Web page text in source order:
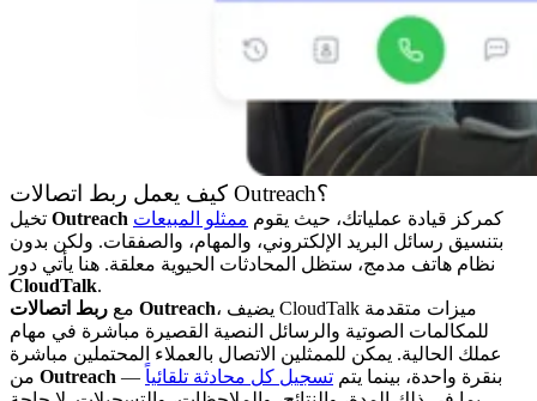
كيف يعمل ربط اتصالات Outreach؟
Outreach كمركز قيادة عملياتك، حيث يقوم ممثلو المبيعات
بتنسيق رسائل البريد الإلكتروني، والمهام، والصفقات. ولكن بدون
نظام هاتف مدمج، ستظل المحادثات الحيوية معلقة. هنا يأتي دور
CloudTalk.
مع ربط اتصالات Outreach، يضيف CloudTalk ميزات متقدمة
للمكالمات الصوتية والرسائل النصية القصيرة مباشرة في مهام
عملك الحالية. يمكن للممثلين الاتصال بالعملاء المحتملين مباشرة
Outreach بنقرة واحدة، بينما يتم تسجيل كل محادثة تلقائياً —